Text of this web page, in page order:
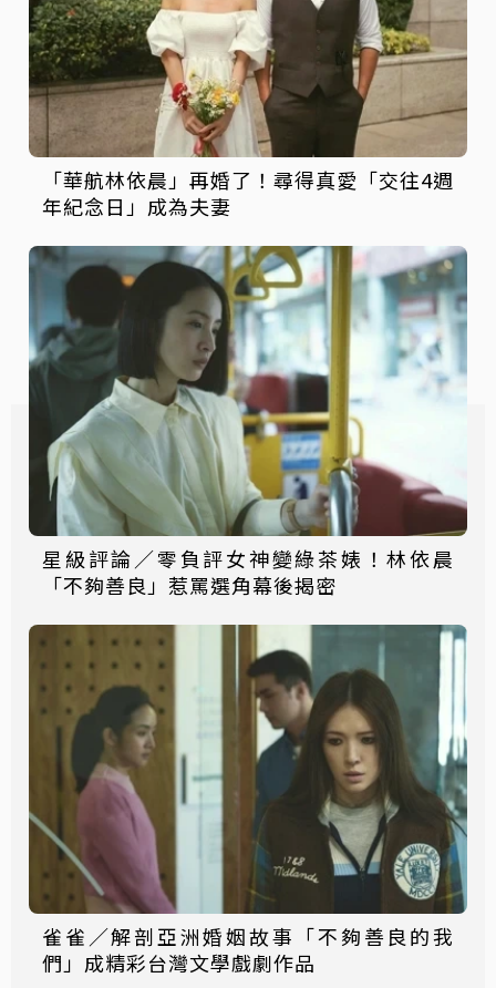
「華航林依晨」再婚了！尋得真愛「交往4週
年紀念日」成為夫妻
星級評論／零負評女神變綠茶婊！林依晨
「不夠善良」惹罵選角幕後揭密
雀雀／解剖亞洲婚姻故事「不夠善良的我
們」成精彩台灣文學戲劇作品